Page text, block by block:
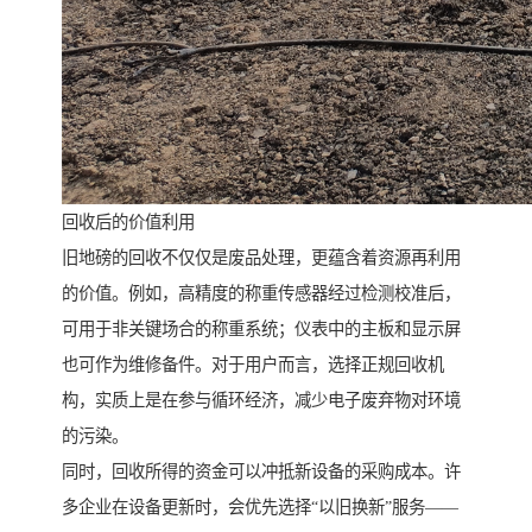
回收后的价值利用
旧地磅的回收不仅仅是废品处理，更蕴含着资源再利用
的价值。例如，高精度的称重传感器经过检测校准后，
可用于非关键场合的称重系统；仪表中的主板和显示屏
也可作为维修备件。对于用户而言，选择正规回收机
构，实质上是在参与循环经济，减少电子废弃物对环境
的污染。
同时，回收所得的资金可以冲抵新设备的采购成本。许
多企业在设备更新时，会优先选择“以旧换新”服务——